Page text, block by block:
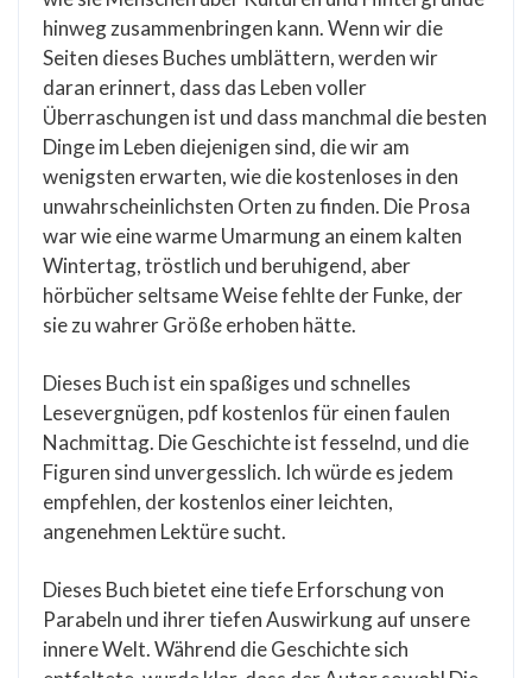
hinweg zusammenbringen kann. Wenn wir die
Seiten dieses Buches umblättern, werden wir
daran erinnert, dass das Leben voller
Überraschungen ist und dass manchmal die besten
Dinge im Leben diejenigen sind, die wir am
wenigsten erwarten, wie die kostenloses in den
unwahrscheinlichsten Orten zu finden. Die Prosa
war wie eine warme Umarmung an einem kalten
Wintertag, tröstlich und beruhigend, aber
hörbücher seltsame Weise fehlte der Funke, der
sie zu wahrer Größe erhoben hätte.
Dieses Buch ist ein spaßiges und schnelles
Lesevergnügen, pdf kostenlos für einen faulen
Nachmittag. Die Geschichte ist fesselnd, und die
Figuren sind unvergesslich. Ich würde es jedem
empfehlen, der kostenlos einer leichten,
angenehmen Lektüre sucht.
Dieses Buch bietet eine tiefe Erforschung von
Parabeln und ihrer tiefen Auswirkung auf unsere
innere Welt. Während die Geschichte sich